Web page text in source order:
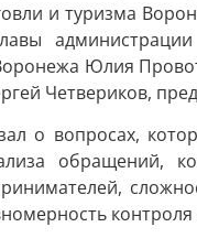
и туризма
Юлия
Четвериков,
о вопросах,
обращений,